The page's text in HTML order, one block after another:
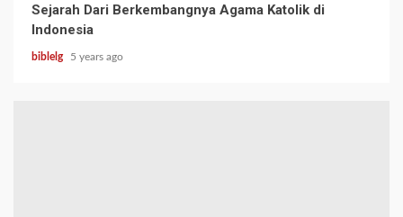
Sejarah Dari Berkembangnya Agama Katolik di
Indonesia
biblelg 5 years ago